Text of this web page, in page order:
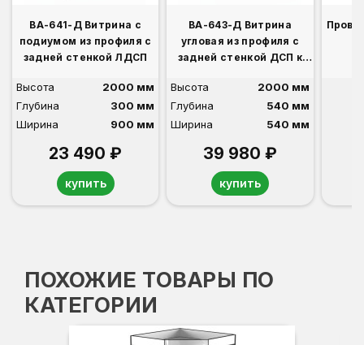
ВА-641-Д Витрина с
подиумом из профиля с
задней стенкой ЛДСП
Высота
2000 мм
Глубина
300 мм
Ширина
900 мм
23 490 ₽
купить
ВА-643-Д Витрина
угловая из профиля с
задней стенкой ДСП к
Высота
2000 мм
Глубина
540 мм
Ширина
540 мм
39 980 ₽
купить
ПОХОЖИЕ ТОВАРЫ ПО
КАТЕГОРИИ